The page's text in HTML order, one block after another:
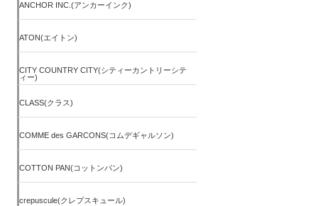
ANCHOR INC.(アンカーインク)
ATON(エイトン)
CITY COUNTRY CITY(シティーカントリーシテ
ィー)
CLASS(クラス)
COMME des GARCONS(コムデギャルソン)
COTTON PAN(コットンパン)
crepuscule(クレプスキュール)